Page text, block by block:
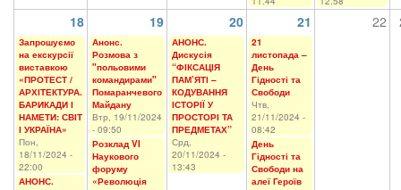
18 19 20 21 22
Запрошуємо
на екскурсії
виставкою
«ПРОТЕСТ /
АРХІТЕКТУРА.
БАРИКАДИ І
НАМЕТИ: СВІТ
І УКРАЇНА»
Пон,
18/11/2024 -
22:00
АНОНС.
Анонс.
Розмова з
"польовими
командирами"
Помаранчевого
Майдану
Втр, 19/11/2024
- 09:50
Розклад VI
Наукового
форуму
«Революція
АНОНС.
Дискусія
“ФІКСАЦІЯ
ПАМ’ЯТІ –
КОДУВАННЯ
ІСТОРІЇ У
ПРОСТОРІ ТА
ПРЕДМЕТАХ”
Срд,
20/11/2024 -
13:43
21
листопада –
День
Гідності та
Свободи
Чтв,
21/11/2024 -
08:42
День
Гідності та
Свободи на
алеї Героїв